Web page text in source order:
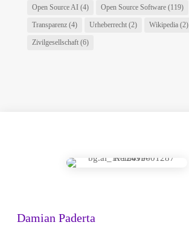
Open Source AI(4) Open Source Software(119)
Transparenz(4) Urheberrecht(2) Wikipedia(2)
Zivilgesellschaft(6)
Damian Paderta